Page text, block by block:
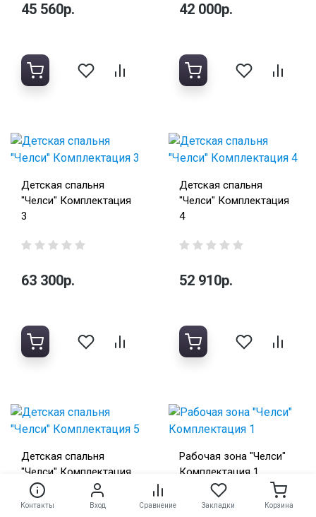
Контакты Вход Сравнение Закладки Корзина
45 560р. 42 000р.
Детская спальня
"Челси" Комплектация
3
63 300р.
Детская спальня
"Челси" Комплектация
4
52 910р.
Детская спальня
"Челси" Комплектация
Рабочая зона "Челси"
Комплектация 1